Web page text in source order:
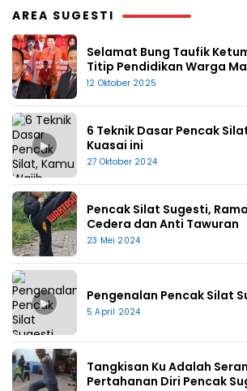
AREA SUGESTI
Selamat Bung Taufik
Titip Pendidikan Warga
12 Oktober 2025
▶
6 Teknik Dasar Pencak
Kuasai ini
27 Oktober 2024
Pencak Silat Sugesti,
Cedera dan Anti Tawuran
23 Mei 2024
▶ Pengenalan Pencak Silat
5 April 2024
Tangkisan Ku Adalah
Pertahanan Diri Pencak